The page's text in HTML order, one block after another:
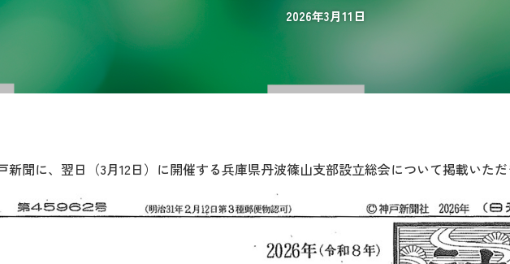
2026年3月11日
新聞に、翌日（3月12日）に開催する兵庫県丹波篠山支部設立総会について掲載いただ